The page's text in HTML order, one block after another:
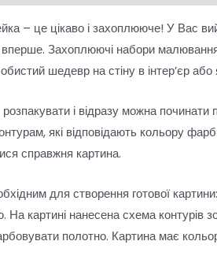
– це цікаво і захоплююче! У Вас
Захоплюючі набори
шедевр на стіну в інтер’єр
і відразу можна
які відповідають кольору
справжня картина.
для створення готової картини:
картині нанесена схема контурів
полотно. Картина має